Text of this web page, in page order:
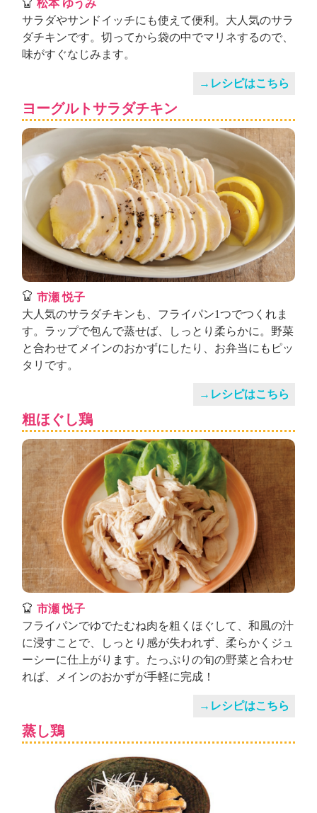
松本 ゆうみ
サラダやサンドイッチにも使えて便利。大人気のサラ
ダチキンです。切ってから袋の中でマリネするので、
味がすぐなじみます。
→レシピはこちら
ヨーグルトサラダチキン
市瀬 悦子
大人気のサラダチキンも、フライパン1つでつくれま
す。ラップで包んで蒸せば、しっとり柔らかに。野菜
と合わせてメインのおかずにしたり、お弁当にもピッ
タリです。
→レシピはこちら
粗ほぐし鶏
市瀬 悦子
フライパンでゆでたむね肉を粗くほぐして、和風の汁
に浸すことで、しっとり感が失われず、柔らかくジュ
ーシーに仕上がります。たっぷりの旬の野菜と合わせ
れば、メインのおかずが手軽に完成！
→レシピはこちら
蒸し鶏